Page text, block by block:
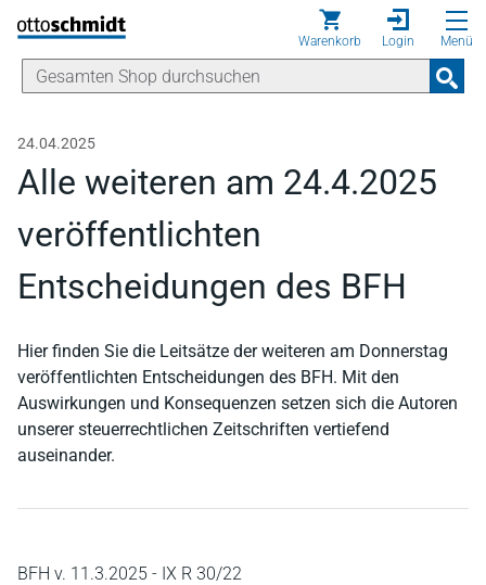
Direkt zum Inhalt
Warenkorb Login Menü
24.04.2025
Alle weiteren am 24.4.2025
veröffentlichten
Entscheidungen des BFH
Hier finden Sie die Leitsätze der weiteren am Donnerstag
veröffentlichten Entscheidungen des BFH. Mit den
Auswirkungen und Konsequenzen setzen sich die Autoren
unserer steuerrechtlichen Zeitschriften vertiefend
auseinander.
BFH v. 11.3.2025 - IX R 30/22